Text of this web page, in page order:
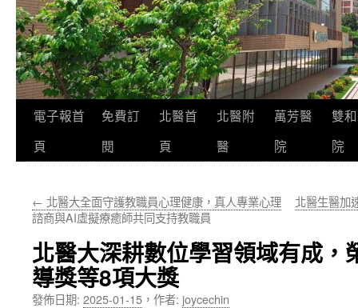
跳
至
要
容
電子報首
頁
免費訂
閱
北醫首
頁
北醫附
醫
萬芳醫
院
雙
院
← 北醫大全面守護教職員心理健康，真人專業心理
諮商與AI虛擬療癒師共同支持教職員
北醫生醫加
北醫大深耕數位學習領域有成，
導獎等8項大獎
發佈日期: 2025-01-15 ， 作者: joycechin